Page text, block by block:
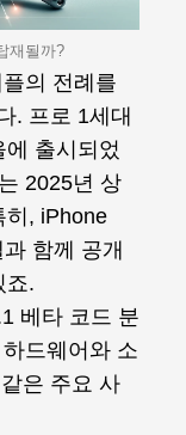
재될까?
의 전례를
. 프로 1세대
출시되었
2025년 상
히, iPhone
함께 공개
죠.
베타 코드 분
드웨어와 소
은 주요 사